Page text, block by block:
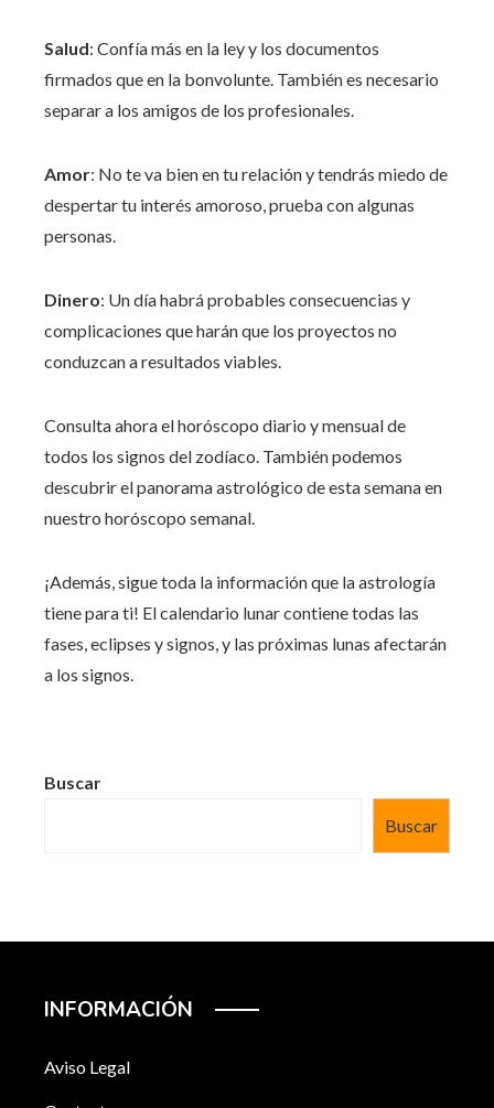
Salud: Confía más en la ley y los documentos
firmados que en la bonvolunte. También es necesario
separar a los amigos de los profesionales.
Amor: No te va bien en tu relación y tendrás miedo de
despertar tu interés amoroso, prueba con algunas
personas.
Dinero: Un día habrá probables consecuencias y
complicaciones que harán que los proyectos no
conduzcan a resultados viables.
Consulta ahora el horóscopo diario y mensual de
todos los signos del zodíaco. También podemos
descubrir el panorama astrológico de esta semana en
nuestro horóscopo semanal.
¡Además, sigue toda la información que la astrología
tiene para ti! El calendario lunar contiene todas las
fases, eclipses y signos, y las próximas lunas afectarán
a los signos.
Buscar
Buscar
INFORMACIÓN
Aviso Legal